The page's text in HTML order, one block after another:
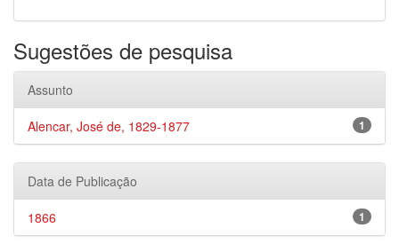
Sugestões de pesquisa
Assunto
1
Alencar, José de, 1829-1877
Data de Publicação
1
1866